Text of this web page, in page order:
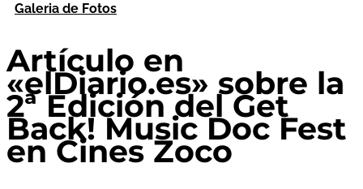
Galeria de Fotos
Artículo en
«elDiario.es» sobre la
2ª Edición del Get
Back! Music Doc Fest
en Cines Zoco